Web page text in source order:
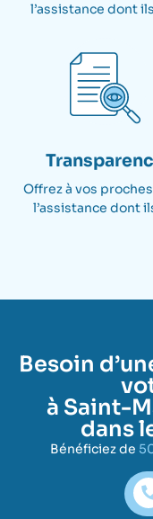
l’assistance dont
Offrez à vos
l’assistance dont
Besoin
à Saint-
dans
Bénéficiez de